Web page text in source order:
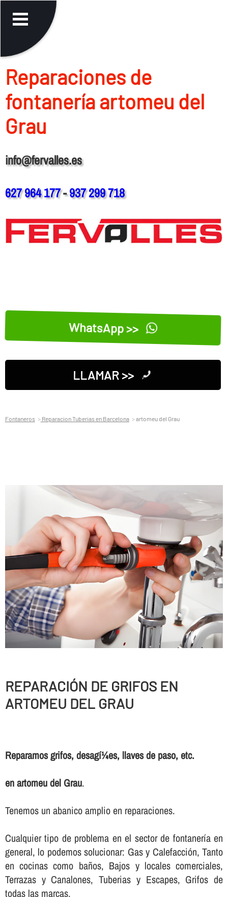
Reparaciones de
fontanerí­a artomeu del
Grau
info@fervalles.es
627 964 177-937 299 718
WhatsApp >>
LLAMAR >>
Fontaneros Reparacion Tuberias en Barcelona artomeu del Grau
REPARACIÓN DE GRIFOS EN
ARTOMEU DEL GRAU
Reparamos grifos, desagí¼es, llaves de paso, etc.
en artomeu del Grau.
Tenemos un abanico amplio en reparaciones.
Cualquier tipo de problema en el sector de fontanerí­a en
general, lo podemos solucionar: Gas y Calefacción, Tanto
en cocinas como baños, Bajos y locales comerciales,
Terrazas y Canalones, Tuberias y Escapes, Grifos de
todas las marcas.